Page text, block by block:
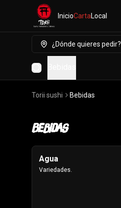
InicioCartaLocal
¿Dónde quieres pedir?
Torii sushi Bebidas
Bebidas
Agua
Variedades.